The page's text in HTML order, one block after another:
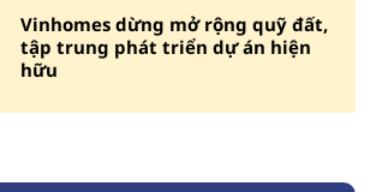
Vinhomes dừng mở rộng quỹ đất,
tập trung phát triển dự án hiện
hữu